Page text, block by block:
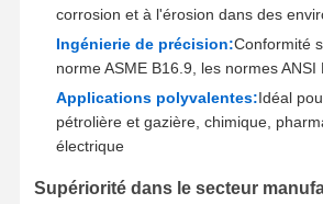
corrosion et à l'érosion dans des
Ingénierie de précision:Conformité
norme ASME B16.9, les normes ANSI
Applications polyvalentes:Idéal
pétrolière et gazière, chimique,
électrique
Supériorité dans le secteur